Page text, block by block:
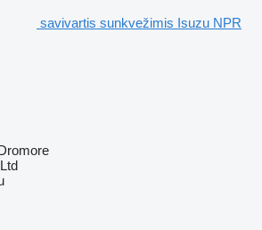
savivartis sunkvežimis Isuzu NPR